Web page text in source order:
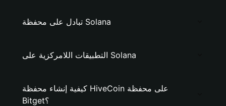
تبادل على محفظة Solana
التطبيقات اللامركزية على Solana
كيفية إنشاء محفظة HiveCoin على محفظة
Bitget؟